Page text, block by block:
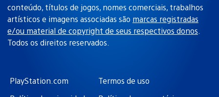
conteúdo, títulos de jogos, nomes comerciais, trabalhos
artísticos e imagens associadas são marcas registradas
e/ou material de copyright de seus respectivos donos.
Todos os direitos reservados.
PlayStation.com
Termos de uso